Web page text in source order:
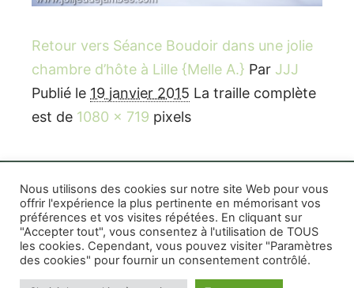
Retour vers Séance Boudoir dans une jolie
chambre d’hôte à Lille {Melle A.} Par JJJ
Publié le 19 janvier 2015 La traille complète
est de 1080 × 719 pixels
Rife WordPress Theme|Photographe boudoir et
photo thérapeutique Montréal Lille Avignon
Photographe mariage et famille Montréal|
Photographe commercial Montréal|Mentions
Nous utilisons des cookies sur notre site Web pour vous
offrir l'expérience la plus pertinente en mémorisant vos
préférences et vos visites répétées. En cliquant sur
"Accepter tout", vous consentez à l'utilisation de TOUS
les cookies. Cependant, vous pouvez visiter "Paramètres
des cookies" pour fournir un consentement contrôlé.